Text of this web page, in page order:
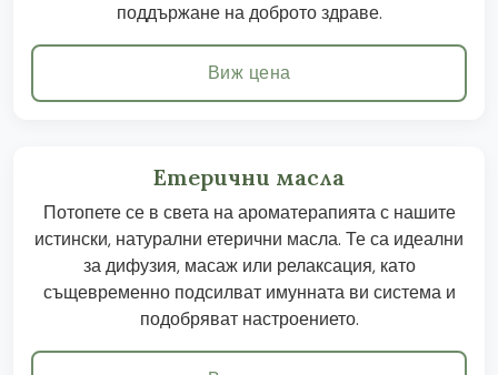
поддържане на доброто здраве.
Виж цена
Етерични масла
Потопете се в света на ароматерапията с нашите
истински, натурални етерични масла. Те са идеални
за дифузия, масаж или релаксация, като
същевременно подсилват имунната ви система и
подобряват настроението.